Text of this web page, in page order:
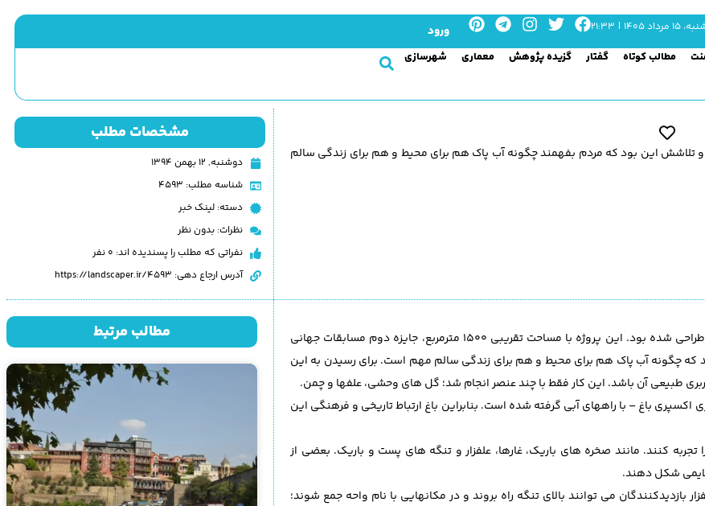
۱۴۰۵ | ۲۱:۳۳ ورود
مطالب کوتاه گفتار گزیده پژوهش معماری شهرسازی
تلاشش این بود که مردم بفهمند چگونه آب پاک هم برای محیط و هم برای زندگی سالم
مشخصات مطلب
دوشنبه, ۱۲ بهمن ۱۳۹۴
شناسه مطلب: 4593
دسته: لینک خبر
نظرات: بدون نظر
نفراتی که مطلب را پسندیده اند: 0 نفر
آدرس ارجاع دهی: https://landscaper.ir/4593
این پروژه با نام “جایی که رود جاریست”، برای دهمین اکسپوی جهانی باغ طراحی شده بود. این پروژه با مساحت تقریبی 1500 مترمربع، جایزه دوم مسابقات جهانی
که چگونه آب پاک هم برای محیط و هم برای زندگی سالم مهم است. برای رسیدن به این
طبیعی آن باشد. این کار فقط با چند عنصر انجام شد؛ گل های وحشی، علفها و چمن.
باغ – با راههای آبی گرفته شده است. بنابراین باغ ارتباط تاریخی و فرهنگی این
تجربه کنند. مانند صخره های باریک، غارها، علفزار و تنگه های پست و باریک. بعضی از
شکل دهند.
بازدیدکنندگان می توانند بالای تنگه راه بروند و در مکانهایی با نام واحه جمع شوند؛
مطالب مرتبط